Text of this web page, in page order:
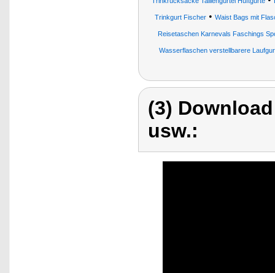
Trinkgurt Fischer • Waist Bags mit
Reisetaschen Karnevals Faschings
Wasserflaschen verstellbarere
(3)
usw.: